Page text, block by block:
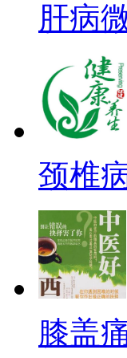
肝病
颈椎
膝盖